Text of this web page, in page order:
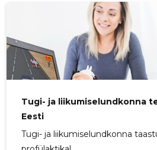
Tugi- ja liikumiselundkonna
Eesti
Tugi- ja liikumiselundkonna